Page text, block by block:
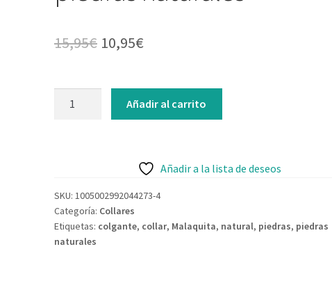
15,95€ El
original
era:
10,95€
actual
es:
cantidad
Añadir al carrito
Añadir a la lista de deseos
SKU: 1005002992044273-4
Categoría: Collares
Etiquetas: colgante, collar, Malaquita, natural, piedras, piedras
naturales